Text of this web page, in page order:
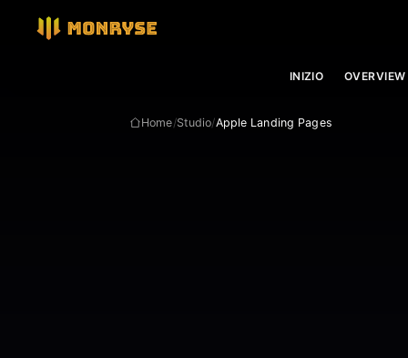
INIZIO OVERVIEW
Home/Studio/Apple Landing Pages